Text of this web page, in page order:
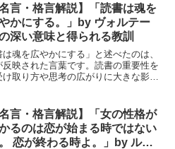
名言・格言解説】「読書は魂を
かにする。」by ヴォルテー
深い意味と得られる教訓
魂を広やかにする」と述べたのは、
映された言葉です。読書の重要性を
取り方や思考の広がりに大きな影響
名言・格言解説】「女の性格が
るのは恋が始まる時ではない
恋が終わる時よ。」by ルク